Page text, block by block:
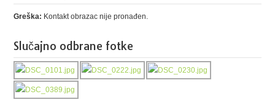
Greška: Kontakt obrazac nije pronađen.
Slučajno odbrane fotke